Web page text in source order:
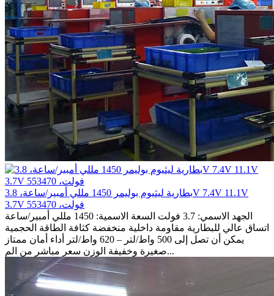
بطارية ليثيوم بوليمر 1450 مللي أمبير/ساعة، 3.8V 7.4V 11.1V
3.7V فولت، 553470
الجهد الاسمي: 3.7 فولت السعة الاسمية: 1450 مللي أمبير/ساعة
اتساق عالي للبطارية مقاومة داخلية منخفضة كثافة الطاقة الحجمية
يمكن أن تصل إلى 500 واط/لتر – 620 واط/لتر أداء أمان ممتاز
صغيرة وخفيفة الوزن سعر مباشر من الم...